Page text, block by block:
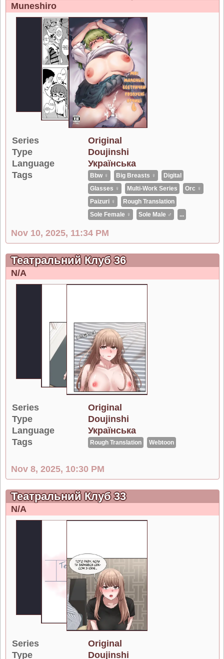
Muneshiro
Series
Original
Type
Doujinshi
Language
Українська
Tags
Bbw ♀ Big Breasts ♀
Digital
Glasses ♀
Multi-Work Series
Orc ♀
Paizuri ♀
Rough Translation
Sole Female ♀
Sole Male ♂ ...
Nov 10, 2025, 11:34 PM
Театральний Клуб 36
N/A
Series
Original
Type
Doujinshi
Language
Українська
Tags
Rough Translation Webtoon
Nov 8, 2025, 10:30 PM
Театральний Клуб 33
N/A
Series
Original
Type
Doujinshi